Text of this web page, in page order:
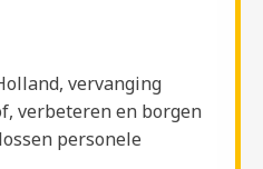
vervanging
verbeteren en borgen
personele